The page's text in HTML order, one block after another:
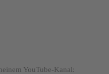
YouTube-Kanal: